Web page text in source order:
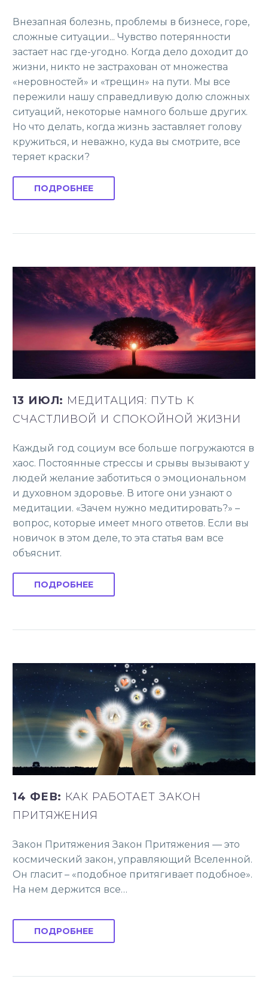
Внезапная болезнь, проблемы в бизнесе, горе,
сложные ситуации... Чувство потерянности
застает нас где-угодно. Когда дело доходит до
жизни, никто не застрахован от множества
«неровностей» и «трещин» на пути. Мы все
пережили нашу справедливую долю сложных
ситуаций, некоторые намного больше других.
Но что делать, когда жизнь заставляет голову
кружиться, и неважно, куда вы смотрите, все
теряет краски?
ПОДРОБНЕЕ
13 ИЮЛ: МЕДИТАЦИЯ: ПУТЬ К
СЧАСТЛИВОЙ И СПОКОЙНОЙ ЖИЗНИ
Каждый год социум все больше погружаются в
хаос. Постоянные стрессы и срывы вызывают у
людей желание заботиться о эмоциональном
и духовном здоровье. В итоге они узнают о
медитации. «Зачем нужно медитировать?» –
вопрос, которые имеет много ответов. Если вы
новичок в этом деле, то эта статья вам все
объяснит.
ПОДРОБНЕЕ
14 ФЕВ: КАК РАБОТАЕТ ЗАКОН
ПРИТЯЖЕНИЯ
Закон Притяжения Закон Притяжения — это
космический закон, управляющий Вселенной.
Он гласит – «подобное притягивает подобное».
На нем держится все…
ПОДРОБНЕЕ